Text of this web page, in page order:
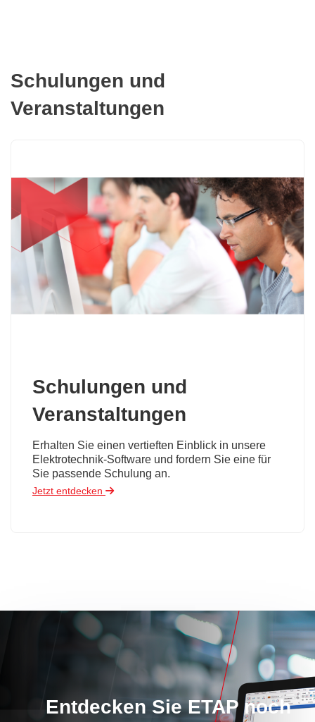
Schulungen und
Veranstaltungen
Schulungen und
Veranstaltungen
Erhalten Sie einen vertieften Einblick in unsere
Elektrotechnik-Software und fordern Sie eine für
Sie passende Schulung an.
Jetzt entdecken
Entdecken Sie ETAP noch